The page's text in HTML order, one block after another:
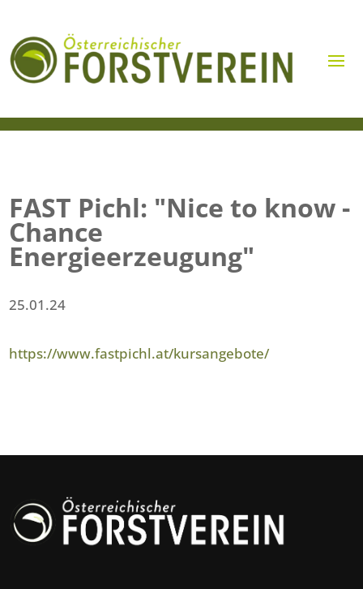
FAST Pichl: "Nice to know -
Chance
Energieerzeugung"
25.01.24
https://www.fastpichl.at/kursangebote/